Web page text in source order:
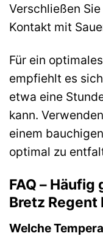
Verschließen
Kontakt mit
Für ein
empfiehlt es
etwa eine
kann.
einem
optimal zu
FAQ –
Bretz Regent
Welche